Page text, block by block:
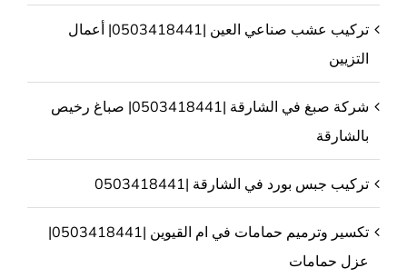
تركيب عشب صناعي العين |0503418441| أعمال
التزيين
شركة صبغ في الشارقة |0503418441| صباغ رخيص
بالشارقة
تركيب جبس بورد في الشارقة |0503418441
تكسير وترميم حمامات في ام القيوين |0503418441|
عزل حمامات